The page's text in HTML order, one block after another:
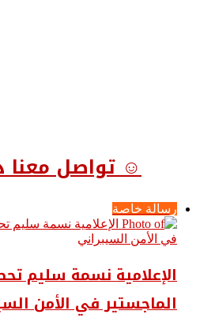
☺ تواصل معنا
رسالة خاصة
الإعلامية نسمة سليم
الماجستير في الأمن